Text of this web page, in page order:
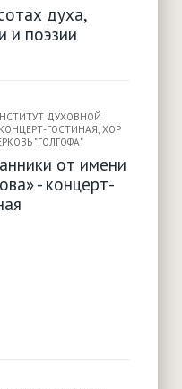
духа,
и поэзии
ДУХОВНОЙ
КОНЦЕРТ-ГОСТИНАЯ,ХОР
"ГОЛГОФА"
от имени
- концерт-